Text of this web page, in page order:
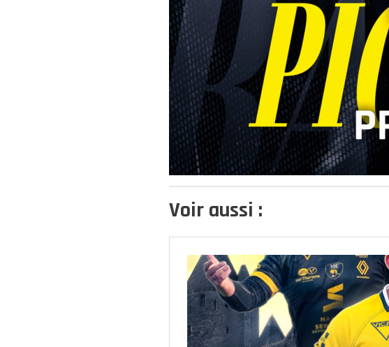
Voir aussi :